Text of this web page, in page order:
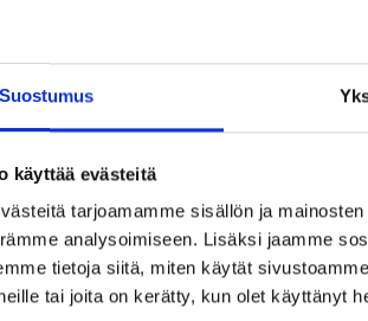
Suostumus
käyttää evästeitä
tarjoamamme sisällön ja
analysoimiseen. Lisäksi jaamme
tietoja siitä, miten käytät
tai joita on kerätty, kun olet käyttänyt